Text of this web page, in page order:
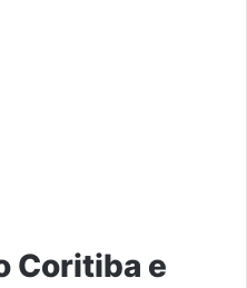
Coritiba e